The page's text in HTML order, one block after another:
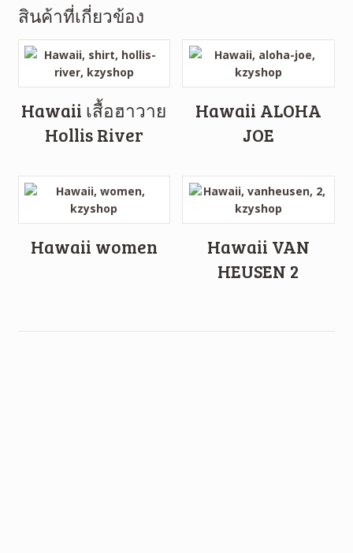
สินค้าที่เกี่ยวข้อง
Hawaii เสื้อฮาวาย
Hollis River
Hawaii ALOHA
JOE
Hawaii women
Hawaii VAN
HEUSEN 2